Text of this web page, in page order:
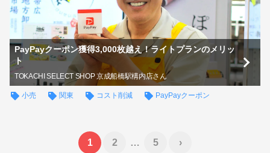
PayPayクーポン獲得3,000枚越え！ライトプランのメリッ
ト
TOKACHI SELECT SHOP 京成船橋駅構内店さん
小売 関東 コスト削減 PayPayクーポン
1 2 … 5 ›